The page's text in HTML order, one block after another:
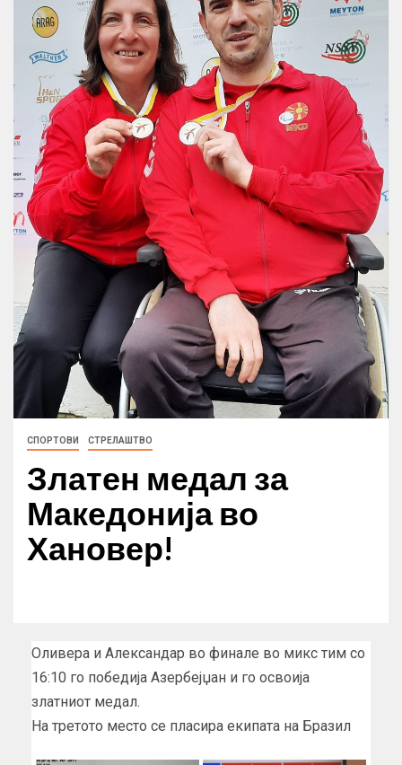
СПОРТОВИ СТРЕЛАШТВО
Златен медал за
Македонија во
Хановер!
Оливера и Александар во финале во микс тим со
16:10 го победија Азербејџан и го освоија
златниот медал.
На третото место се пласира екипата на Бразил